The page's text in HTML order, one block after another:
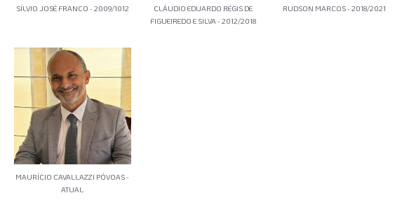
SÍLVIO JOSÉ FRANCO - 2009/1012
CLÁUDIO EDUARDO RÉGIS DE
FIGUEIREDO E SILVA - 2012/2018
RUDSON MARCOS - 2018/2021
MAURÍCIO CAVALLAZZI PÓVOAS -
ATUAL